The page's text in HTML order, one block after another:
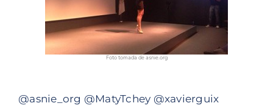
Foto tomada de asnie.org
@asnie_org @MatyTchey @xavierguix